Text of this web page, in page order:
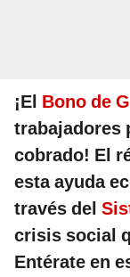
¡El Bono de
trabajadores
cobrado! El
esta ayuda
través del
crisis social
Entérate en